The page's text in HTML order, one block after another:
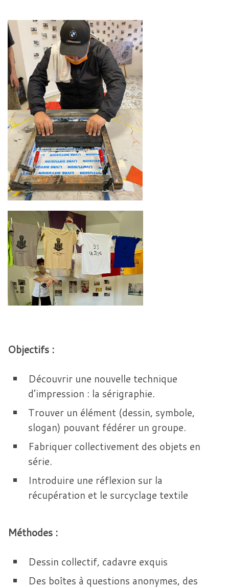
Objectifs :
Découvrir une nouvelle technique
d’impression : la sérigraphie.
Trouver un élément (dessin, symbole,
slogan) pouvant fédérer un groupe.
Fabriquer collectivement des objets en
série.
Introduire une réflexion sur la
récupération et le surcyclage textile
Méthodes :
Dessin collectif, cadavre exquis
Des boîtes à questions anonymes, des